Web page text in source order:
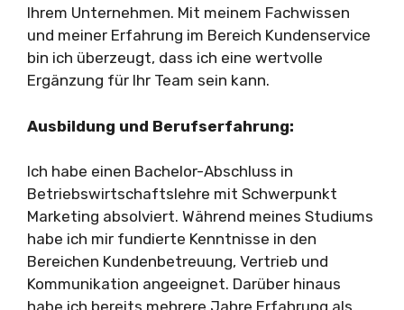
Ihrem Unternehmen. Mit meinem Fachwissen
und meiner Erfahrung im Bereich Kundenservice
bin ich überzeugt, dass ich eine wertvolle
Ergänzung für Ihr Team sein kann.
Ausbildung und Berufserfahrung:
Ich habe einen Bachelor-Abschluss in
Betriebswirtschaftslehre mit Schwerpunkt
Marketing absolviert. Während meines Studiums
habe ich mir fundierte Kenntnisse in den
Bereichen Kundenbetreuung, Vertrieb und
Kommunikation angeeignet. Darüber hinaus
habe ich bereits mehrere Jahre Erfahrung als